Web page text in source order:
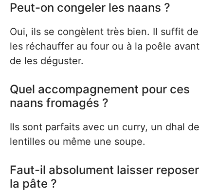
Peut-on congeler les naans ?
Oui, ils se congèlent très bien. Il suffit de
les réchauffer au four ou à la poêle avant
de les déguster.
Quel accompagnement pour ces
naans fromagés ?
Ils sont parfaits avec un curry, un dhal de
lentilles ou même une soupe.
Faut-il absolument laisser reposer
la pâte ?